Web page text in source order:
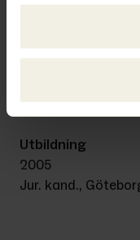
2007–2013
Biträdande jurist/
Advokatbyrå
Beredningsjurist,
Utbildning
2005
Jur. kand.,